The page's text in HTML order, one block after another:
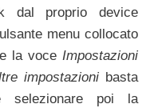
dal proprio device
menu collocato
la voce Impostazioni
impostazioni basta
poi la